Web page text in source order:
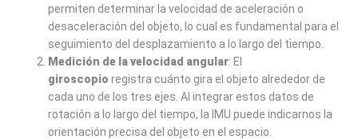
permiten determinar la velocidad de aceleración o
desaceleración del objeto, lo cual es fundamental para el
seguimiento del desplazamiento a lo largo del tiempo.
Medición de la velocidad angular: El
giroscopio registra cuánto gira el objeto alrededor de
cada uno de los tres ejes. Al integrar estos datos de
rotación a lo largo del tiempo, la IMU puede indicarnos la
orientación precisa del objeto en el espacio.